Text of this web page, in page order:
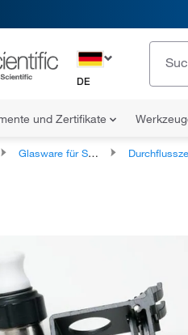
DE
und Zertifikate
Glasware für Spezialanwendungen